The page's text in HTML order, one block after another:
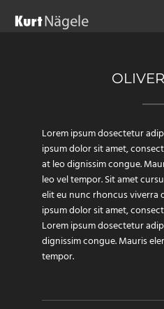
Lorem ipsum dosectetur
ipsum dolor sit amet,
at leo dignissim congue.
leo vel tempor. Sit amet
elit eu nunc rhoncus viverra
ipsum dolor sit amet,
Lorem ipsum dosectetur
dignissim congue. Mauris
tempor.